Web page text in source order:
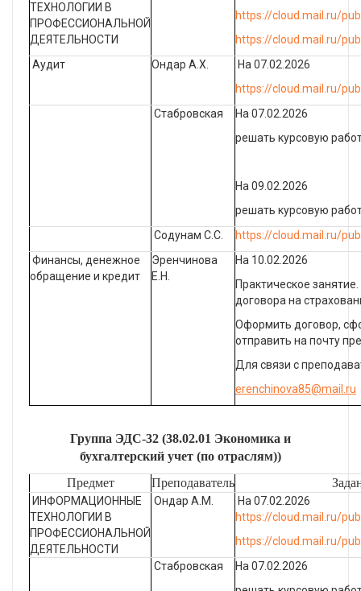
ТЕХНОЛОГИИ В
ПРОФЕССИОНАЛЬНОЙ
ДЕЯТЕЛЬНОСТИ
https://cloud.mail.ru/
https://cloud.mail.ru/
Аудит
Ондар А.Х.
На 07.02.2026
https://cloud.mail.ru/
Стабровская
На 07.02.2026
решать курсовую
На 09.02.2026
решать курсовую
Содунам С.С.
https://cloud.mail.ru/
Финансы, денежное
обращение и кредит
Эренчинова
Е.Н.
На 10.02.2026
Практическое
договора на
Оформить договор,
отправить на почту
Для связи с
erenchinova85@mail ru
Группа ЭДС-32 (38.02.01 Экономика и
бухгалтерский учет (по отраслям))
Предмет
Преподаватель
ИНФОРМАЦИОННЫЕ
ТЕХНОЛОГИИ В
ПРОФЕССИОНАЛЬНОЙ
ДЕЯТЕЛЬНОСТИ
Ондар А.М.
На 07.02.2026
https://cloud.mail.ru/
https://cloud.mail.ru/
Стабровская
На 07.02.2026